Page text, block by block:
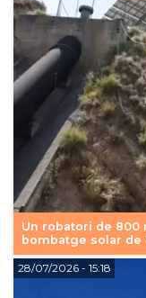
Un robatori de 800
bombatge solar de
28/07/2026- 15:18